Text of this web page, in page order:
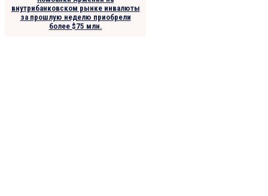
внутрибанковском рынке инвалюты
за прошлую неделю приобрели
более $75 млн.